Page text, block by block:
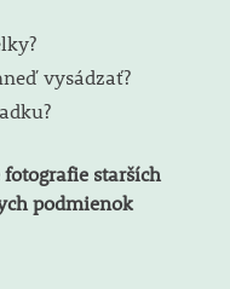
vysádzať?
starších
podmienok